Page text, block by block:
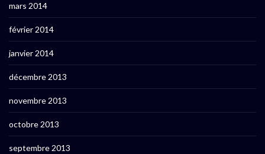
mars 2014
février 2014
janvier 2014
décembre 2013
novembre 2013
octobre 2013
septembre 2013